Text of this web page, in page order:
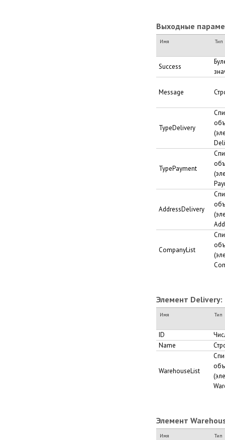
Выходные
Имя Тип
Success
Message
TypeDelivery
TypePayment
AddressDelivery
CompanyList
Элемент Delivery:
Имя Тип
ID
Name
WarehouseList
Элемент
Имя Тип